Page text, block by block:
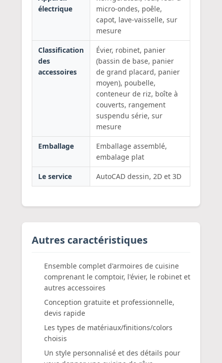
électrique
micro-ondes, poêle,
capot, lave-vaisselle, sur
mesure
Classification
des
accessoires
Évier, robinet, panier
(bassin de base, panier
de grand placard, panier
moyen), poubelle,
conteneur de riz, boîte à
couverts, rangement
suspendu série, sur
mesure
Emballage
Emballage assemblé,
embalage plat
Le service AutoCAD dessin, 2D et 3D
Autres caractéristiques
Ensemble complet d'armoires de cuisine
comprenant le comptoir, l'évier, le robinet et
autres accessoires
Conception gratuite et professionnelle,
devis rapide
Les types de matériaux/finitions/colors
choisis
Un style personnalisé et des détails pour